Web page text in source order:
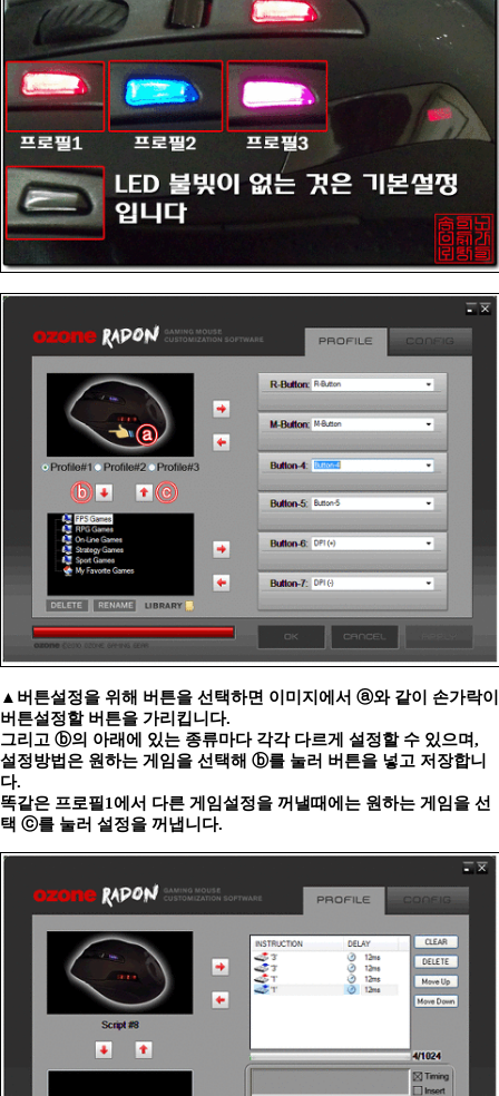
▲버튼설정을 위해 버튼을 선택하면 이미지에서 ⓐ와 같이 손가락이
버튼설정할 버튼을 가리킵니다.
그리고 ⓑ의 아래에 있는 종류마다 각각 다르게 설정할 수 있으며,
설정방법은 원하는 게임을 선택해 ⓑ를 눌러 버튼을 넣고 저장합니
다.
똑같은 프로필1에서 다른 게임설정을 꺼낼때에는 원하는 게임을 선
택 ⓒ를 눌러 설정을 꺼냅니다.